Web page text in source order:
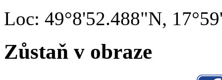
Loc: 49°8'52.488"N,
Zůstaň v obraze